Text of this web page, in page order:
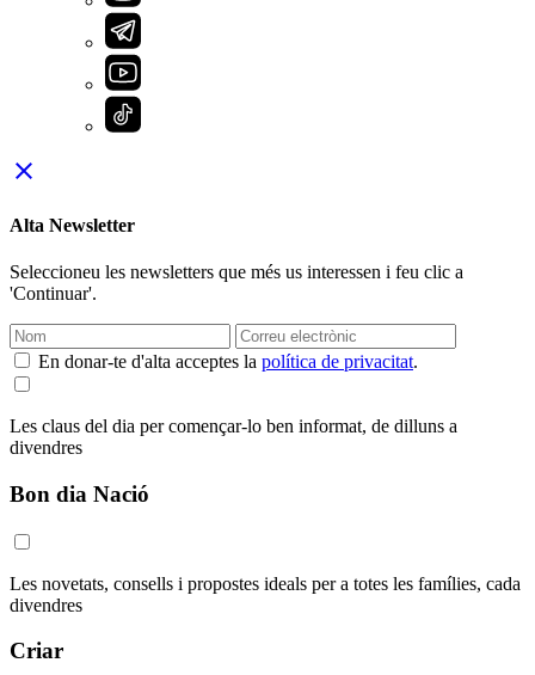
close
Alta Newsletter
Seleccioneu les newsletters que més us interessen i feu clic a
'Continuar'.
En donar-te d'alta acceptes la política de privacitat.
Les claus del dia per començar-lo ben informat, de dilluns a
divendres
Bon dia Nació
Les novetats, consells i propostes ideals per a totes les famílies, cada
divendres
Criar